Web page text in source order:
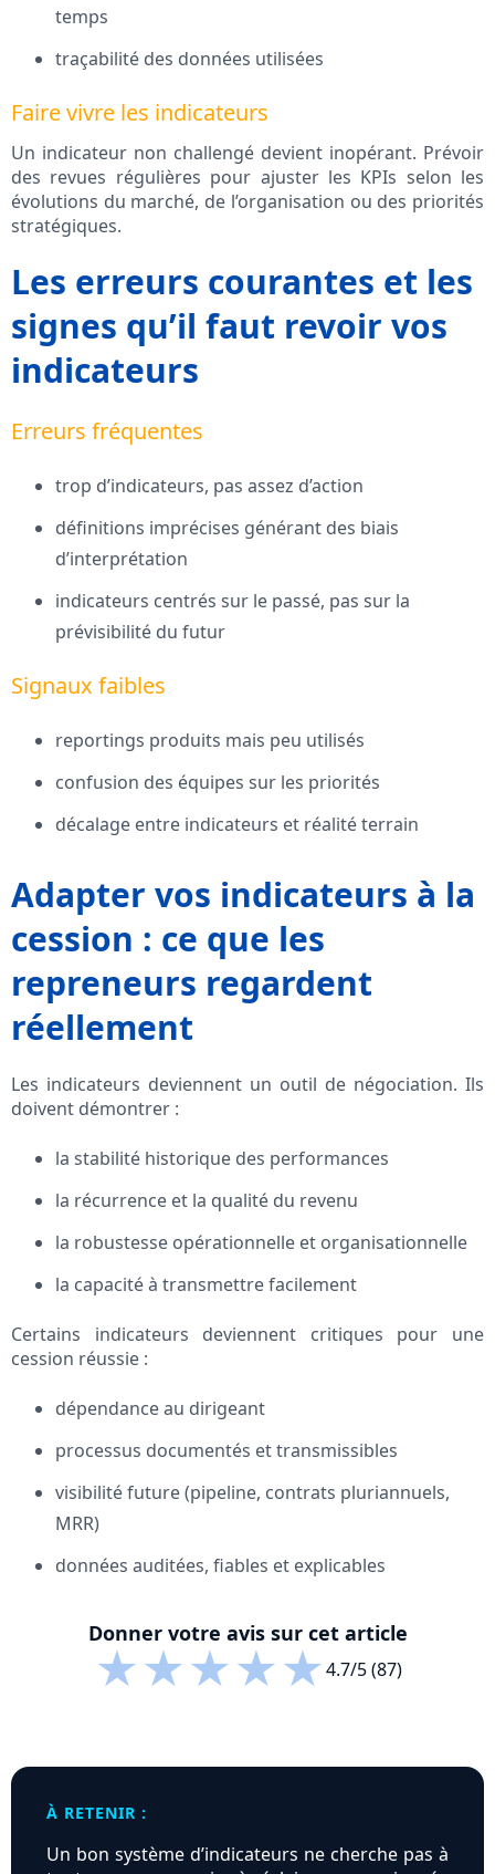
temps
traçabilité des données utilisées
Faire vivre les indicateurs
Un indicateur non challengé devient inopérant. Prévoir
des revues régulières pour ajuster les KPIs selon les
évolutions du marché, de l’organisation ou des priorités
stratégiques.
Les erreurs courantes et les
signes qu’il faut revoir vos
indicateurs
Erreurs fréquentes
trop d’indicateurs, pas assez d’action
définitions imprécises générant des biais
d’interprétation
indicateurs centrés sur le passé, pas sur la
prévisibilité du futur
Signaux faibles
reportings produits mais peu utilisés
confusion des équipes sur les priorités
décalage entre indicateurs et réalité terrain
Adapter vos indicateurs à la
cession : ce que les
repreneurs regardent
réellement
Les indicateurs deviennent un outil de négociation. Ils
doivent démontrer :
la stabilité historique des performances
la récurrence et la qualité du revenu
la robustesse opérationnelle et organisationnelle
la capacité à transmettre facilement
Certains indicateurs deviennent critiques pour une
cession réussie :
dépendance au dirigeant
processus documentés et transmissibles
visibilité future (pipeline, contrats pluriannuels,
MRR)
données auditées, fiables et explicables
Donner votre avis sur cet article
★★★★★4.7/5 (87)
À RETENIR :
Un bon système d’indicateurs ne cherche pas à